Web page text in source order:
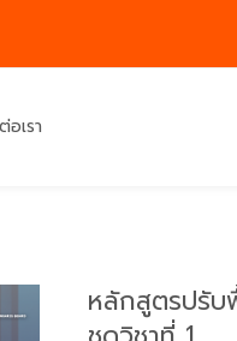
เรา
หลักสูตรปรับ